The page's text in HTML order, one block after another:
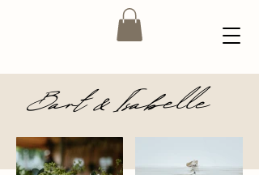
Bart & Isabelle